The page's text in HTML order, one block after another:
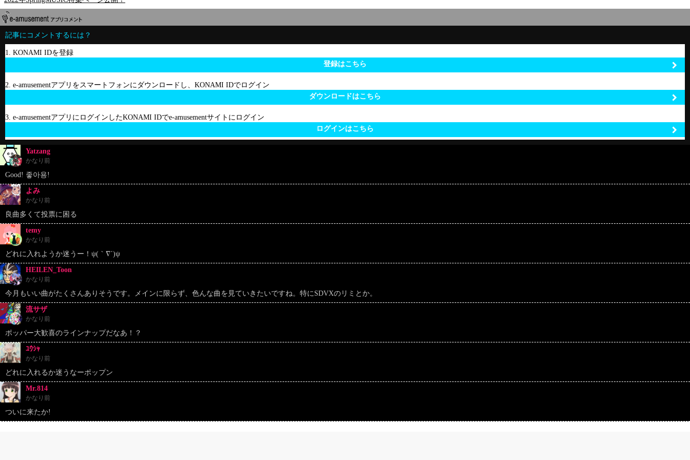
記事にコメントするには？
1. KONAMI IDを登録
登録はこちら
2. e-amusementアプリをスマートフォンにダウンロードし、KONAMI IDでログイン
ダウンロードはこちら
3. e-amusementアプリにログインしたKONAMI IDでe-amusementサイトにログイン
ログインはこちら
Yatzang
かなり前
Good! 좋아용!
よみ
かなり前
良曲多くて投票に困る
temy
かなり前
どれに入れようか迷うー！ψ(｀∇´)ψ
HEILEN_Toon
かなり前
今月もいい曲がたくさんありそうです。メインに限らず、色んな曲を見ていきたいですね。特にSDVXのリミとか。
流サザ
かなり前
ポッパー大歓喜のラインナップだなあ！？
ﾕｳｼｬ
かなり前
どれに入れるか迷うなーポップン
Mr.814
かなり前
ついに来たか!